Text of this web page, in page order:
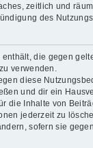
zeitlich und
des
die gegen
verwenden.
diese
und dir ein
die Inhalte von
jederzeit zu
sofern sie